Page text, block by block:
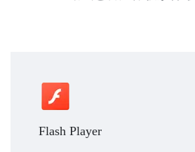
Flash Player